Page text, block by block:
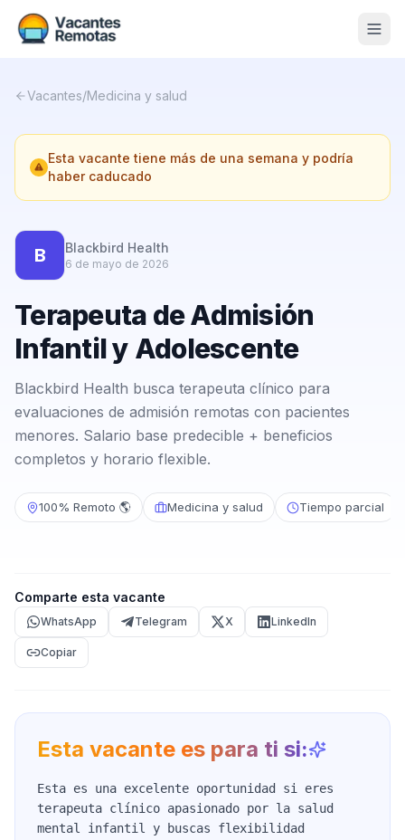
Nosotros
Contacto
Calculadora Freelance
Vacantes/Medicina y salud
Esta vacante tiene más de una semana y podría
haber caducado
B Blackbird Health
6 de mayo de 2026
Terapeuta de Admisión
Infantil y Adolescente
Blackbird Health busca terapeuta clínico para
evaluaciones de admisión remotas con pacientes
menores. Salario base predecible + beneficios
completos y horario flexible.
100% Remoto 🌎 Medicina y salud Tiempo parcial
Comparte esta vacante
WhatsApp Telegram X LinkedIn
Copiar
Esta vacante es para ti si:
Esta es una excelente oportunidad si eres
terapeuta clínico apasionado por la salud
mental infantil y buscas flexibilidad